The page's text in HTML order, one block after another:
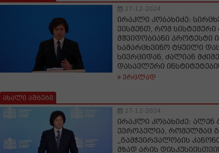
27-12-2024
ირაკლი კობახიძე:
ვისმენთ, რომ
მშვიდობიანი პროტესტი
სამარცხვინო ტყუილი
სივრციდან, ძალიან
დასავლური
ვრცლად
ახალი ამბები
27-12-2024
ირაკლი კობახიძე: ალენ
ევროპელია, რომელმაც
„გამჭვირვალობის
მზად არის